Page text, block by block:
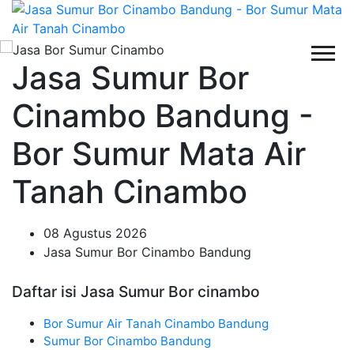
Jasa Sumur Bor
Cinambo Bandung -
Bor Sumur Mata Air
Tanah Cinambo
08 Agustus 2026
Jasa Sumur Bor Cinambo Bandung
Daftar isi Jasa Sumur Bor cinambo
Bor Sumur Air Tanah Cinambo Bandung
Sumur Bor Cinambo Bandung